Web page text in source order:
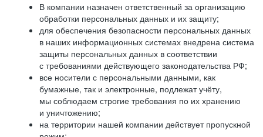
В компании назначен ответственный за организацию
обработки персональных данных и их защиту;
для обеспечения безопасности персональных данных
в наших информационных системах внедрена система
защиты персональных данных в соответствии
с требованиями действующего законодательства РФ;
все носители с персональными данными, как
бумажные, так и электронные, подлежат учёту,
мы соблюдаем строгие требования по их хранению
и уничтожению;
на территории нашей компании действует пропускной